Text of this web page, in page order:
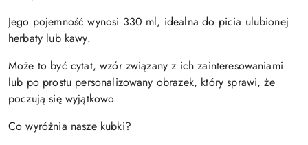
Jego pojemność wynosi 330 ml, idealna do picia ulubionej
herbaty lub kawy.
Może to być cytat, wzór związany z ich zainteresowaniami
lub po prostu personalizowany obrazek, który sprawi, że
poczują się wyjątkowo.
Co wyróżnia nasze kubki?